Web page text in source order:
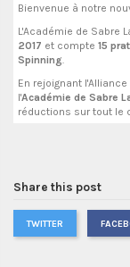
Bienvenue à notre
L'Académie de Sabre
2017 et compte 15
Spinning.
En rejoignant
l'Académie de Sabre
réductions sur tout le
Share this post
TWITTER